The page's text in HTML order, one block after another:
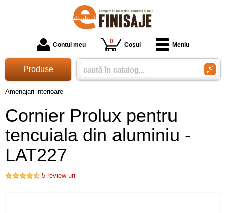
Contul meu 0 Coșul Meniu
Produse
Amenajari interioare
Cornier Prolux pentru
tencuiala din aluminiu -
LAT227
5 review-uri